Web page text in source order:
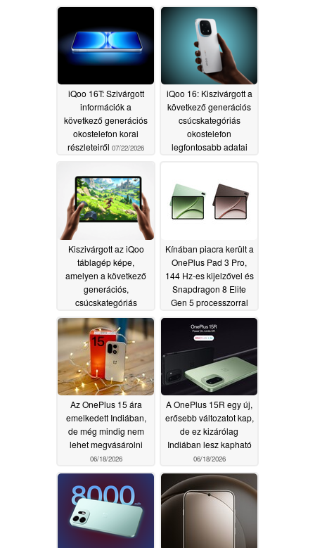
iQoo 16T: Szivárgott
információk a
következő generációs
okostelefon korai
részleteiről 07/22/2026
iQoo 16: Kiszivárgott a
következő generációs
csúcskategóriás
okostelefon
legfontosabb adatai
Kiszivárgott az iQoo
táblagép képe,
amelyen a következő
generációs,
csúcskategóriás
Snapdragon chipset
látható06/30/2026
Kínában piacra került a
OnePlus Pad 3 Pro,
144 Hz-es kijelzővel és
Snapdragon 8 Elite
Gen 5 processzorral
06/19/2026
Az OnePlus 15 ára
emelkedett Indiában,
de még mindig nem
lehet megvásárolni
06/18/2026
A OnePlus 15R egy új,
erősebb változatot kap,
de ez kizárólag
Indiában lesz kapható
06/18/2026